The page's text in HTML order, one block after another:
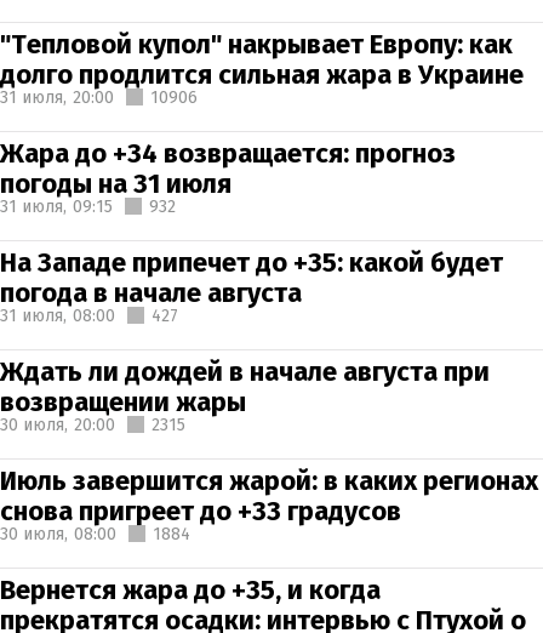
"Тепловой купол" накрывает Европу: как
долго продлится сильная жара в Украине
31 июля, 20:00 10906
Жара до +34 возвращается: прогноз
погоды на 31 июля
31 июля, 09:15 932
На Западе припечет до +35: какой будет
погода в начале августа
31 июля, 08:00 427
Ждать ли дождей в начале августа при
возвращении жары
30 июля, 20:00 2315
Июль завершится жарой: в каких регионах
снова пригреет до +33 градусов
30 июля, 08:00 1884
Вернется жара до +35, и когда
прекратятся осадки: интервью с Птухой о